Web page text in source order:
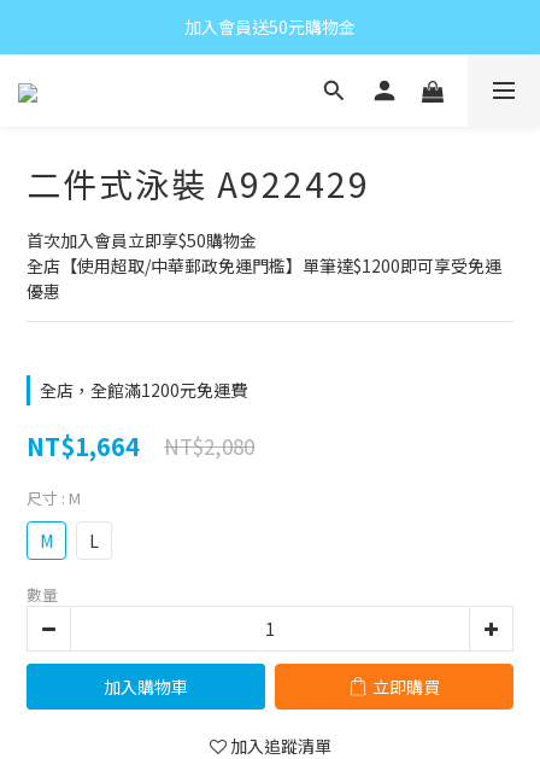
加入會員送50元購物金
二件式泳裝 A922429
首次加入會員立即享$50購物金
全店【使用超取/中華郵政免運門檻】單筆達$1200即可享受免運
優惠
全店，全館滿1200元免運費
NT$1,664 NT$2,080
尺寸 : M
M L
數量
加入購物車 立即購買
加入追蹤清單